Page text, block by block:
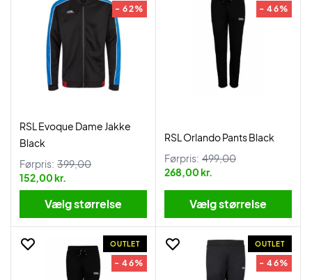
- 62%
RSL Evoque Dame Jakke
Black
Førpris: 399,00
152,00 kr.
Vælg størrelse
- 46%
RSL Orlando Pants Black
Førpris: 499,00
268,00 kr.
Vælg størrelse
OUTLET
- 46%
OUTLET
- 46%